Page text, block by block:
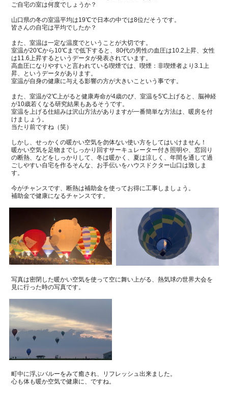
ご自宅の室は何度でしょうか？
山口県の冬の室温平均は19℃で日本の中では8位だそうです。
皆さんの自宅は平均でしたか？
また、室温は一定な温度でということが大切です。
室温が20℃から10℃まで低下すると、80代の男性の血圧は10.2上昇、女性
は11.6上昇するというデータが発表されています。
高血圧になりやすいと言われている喫煙では、 喫煙：非喫煙者より3.1上
昇、というデータがあります。
室温が自身の健康に与える影響の方が大きいこという事です。
また、室温が2℃上がると健康寿命が4歳のび、室温を5℃上げると、脳神経
が10歳若くなる研究結果もあるそうです。
室温を上げる仕組みは沢山方法がありますが一番簡単な方法は、暖房を付
けましょう。
当たり前ですね（笑）
しかし、せっかくの暖かい空気を勿体ない使い方をしてはいけません！
暖かい空気を足物までしっかり回すサーキュレーター付き照明や、窓回り
の断熱、などをしっかりして、冬は暖かく、夏は涼しく、年間を通して過
ごしやすい自宅を作るそんな、お手伝いをハウスドクター山口は致しま
す。
今がチャンスです、断熱は補助金を使ってお得に工事しましょう。
補助金で健康になるチャンスです。
写真は密閉した暖かい空気を使って空に舞い上がる、熱気球の世界大会を
見に行った時の写真です。
町中に浮ぶバルーをみて癒され、リフレッシュ出来ました。
心も体も暖か空気で健康に、ですね。